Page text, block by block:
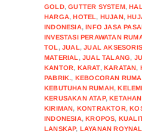
GOLD,GUTTER SYSTEM,
HARGA,HOTEL, HUJAN,
INDONESIA,INFO JASA
INVESTASI PERAWATAN
TOL ,JUAL,JUAL
MATERIAL ,JUAL TALANG,
KANTOR, KARAT,KARATAN,
PABRIK., KEBOCORAN
KEBUTUHAN RUMAH,
KERUSAKAN ATAP,
KIRIMAN, KONTRAKTOR,
INDONESIA,KROPOS,
LANSKAP, LAYANAN